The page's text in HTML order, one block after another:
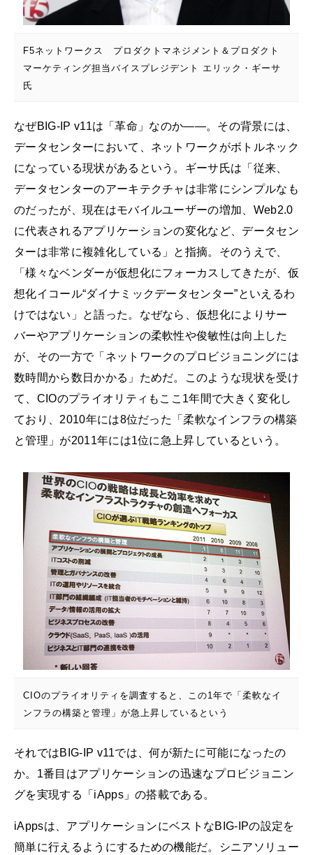
F5ネットワークス プロダクトマネジメント＆プロダクト
マーケティング担当バイスプレジデント エリック・ギーサ
氏
なぜBIG-IP v11は「革命」なのか――。その背景には、
データセンターにおいて、ネットワークがボトルネック
になっている現状があるという。ギーサ氏は「従来、
データセンターのアーキテクチャは非常にシンプルなも
のだったが、現在はモバイルユーザーの増加、Web2.0
に代表されるアプリケーションの変化など、データセン
ターは非常に複雑化している」と指摘。そのうえで、
「様々なベンダーが仮想化にフォーカスしてきたが、仮
想化イコール“ダイナミックデータセンター”といえるわ
けではない」と語った。なぜなら、仮想化によりサー
バーやアプリケーションの柔軟性や俊敏性は向上した
が、その一方で「ネットワークのプロビジョニングには
数時間から数日かかる」ためだ。このような現状を受け
て、CIOのプライオリティもここ1年間で大きく変化し
ており、2010年には8位だった「柔軟なインフラの構築
と管理」が2011年には1位に急上昇しているという。
CIOのプライオリティを調査すると、この1年で「柔軟なイ
ンフラの構築と管理」が急上昇しているという
それではBIG-IP v11では、何が新たに可能になったの
か。1番目はアプリケーションの迅速なプロビジョニン
グを実現する「iApps」の搭載である。
iAppsは、アプリケーションにベストなBIG-IPの設定を
簡単に行えるようにするための機能だ。シニアソリュー